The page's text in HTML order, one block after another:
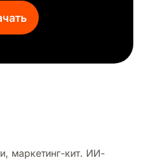
маркетинг-кит. ИИ-